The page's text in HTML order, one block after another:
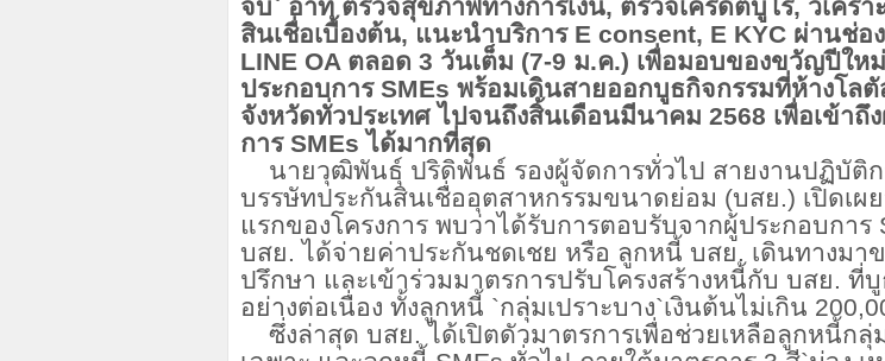
จบ` อาทิ ตรวจสุขภาพทางการเงิน, ตรวจเครดิตบูโร, วิเครา
สินเชื่อเบื้องต้น, แนะนำบริการ E consent, E KYC ผ่านช่อ
LINE OA ตลอด 3 วันเต็ม (7-9 ม.ค.) เพื่อมอบของขวัญปีให
ประกอบการ SMEs พร้อมเดินสายออกบูธกิจกรรมที่ห้างโล
จังหวัดทั่วประเทศ ไปจนถึงสิ้นเดือนมีนาคม 2568 เพื่อเข้าถึ
การ SMEs ได้มากที่สุด
นายวุฒิพันธุ์ ปริดิพันธ์ รองผู้จัดการทั่วไป สายงานปฏิบัติ
บรรษัทประกันสินเชื่ออุตสาหกรรมขนาดย่อม (บสย.) เปิดเผ
แรกของโครงการ พบว่าได้รับการตอบรับจากผู้ประกอบการ
บสย. ได้จ่ายค่าประกันชดเชย หรือ ลูกหนี้ บสย. เดินทางมา
ปรึกษา และเข้าร่วมมาตรการปรับโครงสร้างหนี้กับ บสย. ที่
อย่างต่อเนื่อง ทั้งลูกหนี้ `กลุ่มเปราะบาง`เงินต้นไม่เกิน
ซึ่งล่าสุด บสย. ได้เปิตดัวมาตรการเพื่อช่วยเหลือลูกหนี้กลุ่